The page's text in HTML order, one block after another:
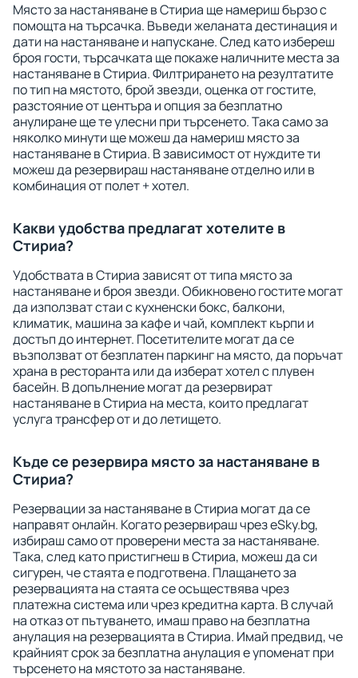
Място за настаняване в Стириа ще намериш бързо с
помощта на търсачка. Въведи желаната дестинация и
дати на настаняване и напускане. След като избереш
броя гости, търсачката ще покаже наличните места за
настаняване в Стириа. Филтрирането на резултатите
по тип на мястото, брой звезди, оценка от гостите,
разстояние от центъра и опция за безплатно
анулиране ще те улесни при търсенето. Така само за
няколко минути ще можеш да намериш място за
настаняване в Стириа. В зависимост от нуждите ти
можеш да резервираш настаняване отделно или в
комбинация от полет + хотел.
Какви удобства предлагат хотелите в
Стириа?
Удобствата в Стириа зависят от типа място за
настаняване и броя звезди. Обикновено гостите могат
да използват стаи с кухненски бокс, балкони,
климатик, машина за кафе и чай, комплект кърпи и
достъп до интернет. Посетителите могат да се
възползват от безплатен паркинг на място, да поръчат
храна в ресторанта или да изберат хотел с плувен
басейн. В допълнение могат да резервират
настаняване в Стириа на места, които предлагат
услуга трансфер от и до летището.
Къде се резервира място за настаняване в
Стириа?
Резервации за настаняване в Стириа могат да се
направят онлайн. Когато резервираш чрез eSky.bg,
избираш само от проверени места за настаняване.
Така, след като пристигнеш в Стириа, можеш да си
сигурен, че стаята е подготвена. Плащането за
резервацията на стаята се осъществява чрез
платежна система или чрез кредитна карта. В случай
на отказ от пътуването, имаш право на безплатна
анулация на резервацията в Стириа. Имай предвид, че
крайният срок за безплатна анулация е упоменат при
търсенето на мястото за настаняване.